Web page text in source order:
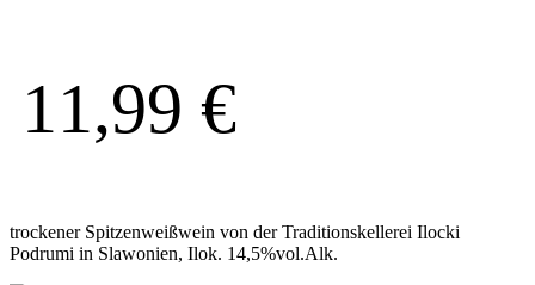
11,99 €
trockener Spitzenweißwein von der Traditionskellerei Ilocki
Podrumi in Slawonien, Ilok. 14,5%vol.Alk.